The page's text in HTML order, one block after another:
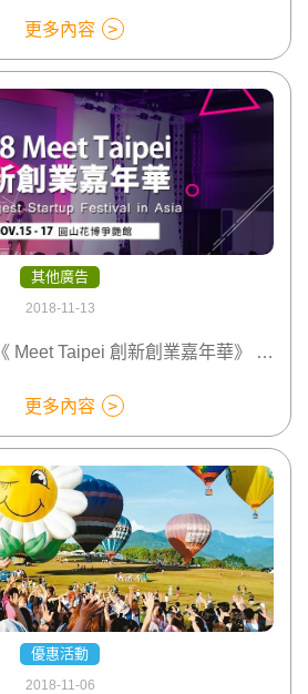
更多內容
其他廣告
2018-11-13
橘子貓旅遊包車 在《 Meet Taipei 創新創業嘉年華》 等你喔! 台北花博展覽場 11/15~17 (週四~周六-展覽共三日)
更多內容
優惠活動
2018-11-06